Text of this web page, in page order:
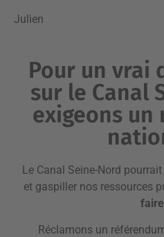
Julien
Pour un vrai
sur le Canal
exigeons un
Le Canal Seine-Nord
et gaspiller nos ressources
Réclamons un